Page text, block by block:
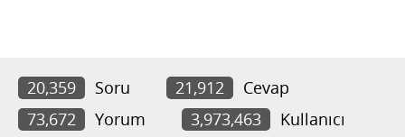
20,359 Soru 21,912
Cevap
73,672
Yorum 3,973,463 Kullanıcı